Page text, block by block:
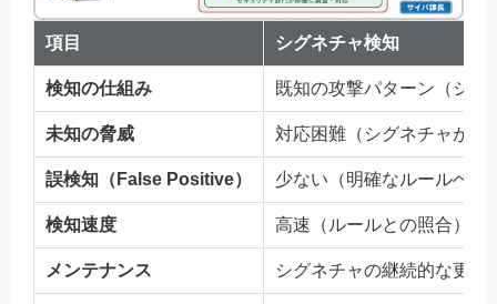
項目 シグネチャ検知
検知の仕組み 既知の攻撃パターン（シグ
未知の脅威 対応困難（シグネチャが必
誤検知（False Positive） 少ない（明確なルールベー
検知速度 高速（ルールとの照合）
メンテナンス シグネチャの継続的な更新